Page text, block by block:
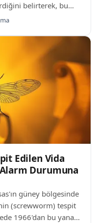
belirterek, bu
kadar
meydana gelen
vurgularken,
arka
fay kuşağının işareti
Edilen Vida
Durumuna
güney bölgesinde
(screwworm) tespit
1966'dan bu yana